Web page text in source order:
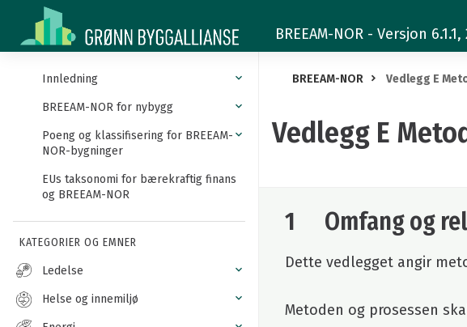
Vedlegg
E
Metode
beregning
endring
biodiversitet
BREEAM-NOR - Versjon 6.1.1,
Innledning
BREEAM-NOR for nybygg
Poeng og klassifisering for BREEAM-
NOR-bygninger
EUs taksonomi for bærekraftig finans
og BREEAM-NOR
KATEGORIER OG EMNER
Ledelse
Helse og innemiljø
BREEAM-NOR Vedlegg E
Vedlegg E
1 Omfang og
Dette vedlegget angir
Metoden og prosessen